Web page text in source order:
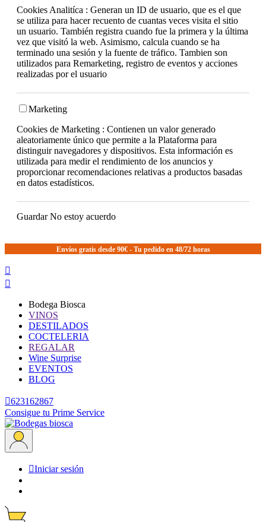
Cookies Analitíca : Generan un ID de usuario, que es el que
se utiliza para hacer recuento de cuantas veces visita el sitio
un usuario. También registra cuando fue la primera y la última
vez que visitó la web. Asimismo, calcula cuando se ha
terminado una sesión y la fuente de tráfico. Tambien son
utilizados para Remarketing, registro de eventos y acciones
realizadas por el usuario
Marketing
Cookies de Marketing : Contienen un valor generado
aleatoriamente único que permite a la Plataforma para
distinguir navegadores y dispositivos. Esta información es
utilizada para medir el rendimiento de los anuncios y
proporcionar recomendaciones relativas a productos basadas
en datos estadísticos.
GuardarNo estoy acuerdo
Envíos gratis desde 90€ - Tu pedido en 48/72 horas


Bodega Biosca
VINOS
DESTILADOS
COCTELERIA
REGALAR
Wine Surprise
EVENTOS
BLOG
623162867
Consigue tu Prime Service
Iniciar sesión